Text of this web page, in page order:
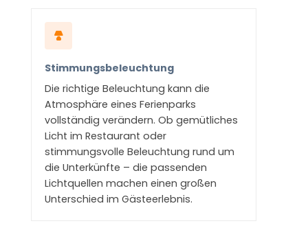
Stimmungsbeleuchtung
Die richtige Beleuchtung kann die
Atmosphäre eines Ferienparks
vollständig verändern. Ob gemütliches
Licht im Restaurant oder
stimmungsvolle Beleuchtung rund um
die Unterkünfte – die passenden
Lichtquellen machen einen großen
Unterschied im Gästeerlebnis.